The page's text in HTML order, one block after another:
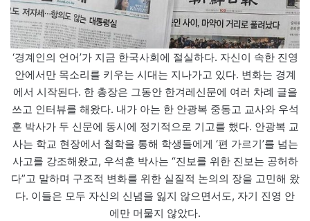
‘경계인의 언어’가 지금 한국사회에 절실하다. 자신이 속한 진영
안에서만 목소리를 키우는 시대는 지나가고 있다. 변화는 경계
에서 시작된다. 한 총장은 그동안 한겨레신문에 여러 차례 글을
쓰고 인터뷰를 해왔다. 내가 아는 한 안광복 중동고 교사와 우석
훈 박사가 두 신문에 동시에 정기적으로 기고를 했다. 안광복 교
사는 학교 현장에서 철학을 통해 학생들에게 ‘편 가르기’를 넘는
사고를 강조해왔고, 우석훈 박사는 “진보를 위한 진보는 공허하
다”고 말하며 구조적 변화를 위한 실질적 논의의 장을 고민해 왔
다. 이들은 모두 자신의 신념을 잃지 않으면서도, 자기 진영 안
에만 머물지 않았다.